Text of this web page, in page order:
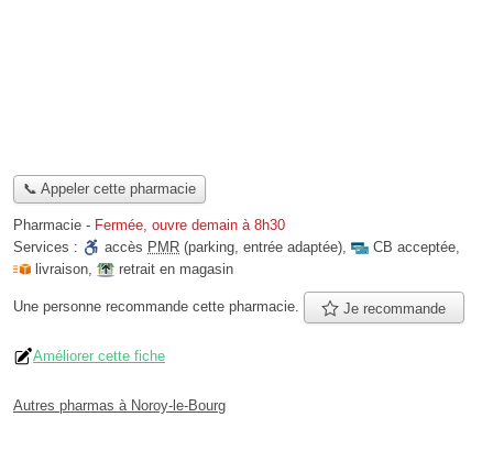
📞 Appeler cette pharmacie
Pharmacie - Fermée, ouvre demain à 8h30
Services :
accès PMR (parking, entrée adaptée), CB acceptée,
livraison, retrait en magasin
Une personne recommande cette pharmacie. Je recommande
Améliorer cette fiche
Autres pharmas à Noroy-le-Bourg